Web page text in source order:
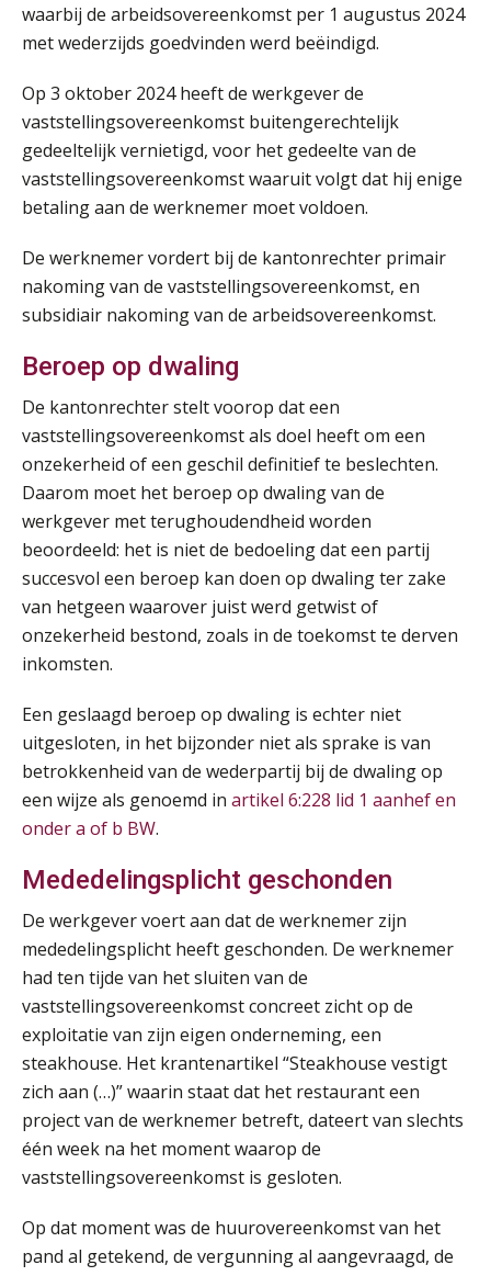
waarbij de arbeidsovereenkomst per 1 augustus 2024
met wederzijds goedvinden werd beëindigd.
Op 3 oktober 2024 heeft de werkgever de
vaststellingsovereenkomst buitengerechtelijk
gedeeltelijk vernietigd, voor het gedeelte van de
vaststellingsovereenkomst waaruit volgt dat hij enige
betaling aan de werknemer moet voldoen.
De werknemer vordert bij de kantonrechter primair
nakoming van de vaststellingsovereenkomst, en
subsidiair nakoming van de arbeidsovereenkomst.
Beroep op dwaling
De kantonrechter stelt voorop dat een
vaststellingsovereenkomst als doel heeft om een
onzekerheid of een geschil definitief te beslechten.
Daarom moet het beroep op dwaling van de
werkgever met terughoudendheid worden
beoordeeld: het is niet de bedoeling dat een partij
succesvol een beroep kan doen op dwaling ter zake
van hetgeen waarover juist werd getwist of
onzekerheid bestond, zoals in de toekomst te derven
inkomsten.
Een geslaagd beroep op dwaling is echter niet
uitgesloten, in het bijzonder niet als sprake is van
betrokkenheid van de wederpartij bij de dwaling op
een wijze als genoemd in artikel 6:228 lid 1 aanhef en
onder a of b BW.
Mededelingsplicht geschonden
De werkgever voert aan dat de werknemer zijn
mededelingsplicht heeft geschonden. De werknemer
had ten tijde van het sluiten van de
vaststellingsovereenkomst concreet zicht op de
exploitatie van zijn eigen onderneming, een
steakhouse. Het krantenartikel “Steakhouse vestigt
zich aan (…)” waarin staat dat het restaurant een
project van de werknemer betreft, dateert van slechts
één week na het moment waarop de
vaststellingsovereenkomst is gesloten.
Op dat moment was de huurovereenkomst van het
pand al getekend, de vergunning al aangevraagd, de